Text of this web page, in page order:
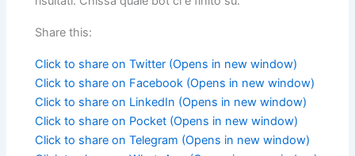
Share this:
Click to share on Twitter (Opens in new window)
Click to share on Facebook (Opens in new window)
Click to share on LinkedIn (Opens in new window)
Click to share on Pocket (Opens in new window)
Click to share on Telegram (Opens in new window)